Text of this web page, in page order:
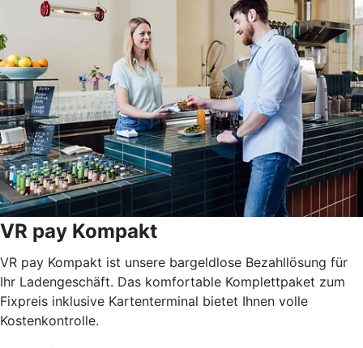
VR pay Kompakt
VR pay Kompakt ist unsere bargeldlose Bezahllösung für
Ihr Ladengeschäft. Das komfortable Komplettpaket zum
Fixpreis inklusive Kartenterminal bietet Ihnen volle
Kostenkontrolle.